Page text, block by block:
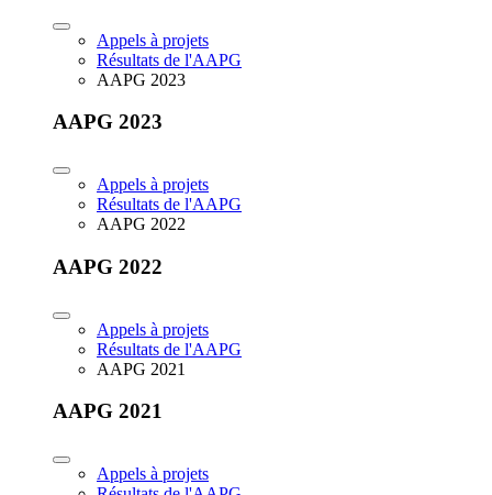
Appels à projets
Résultats de l'AAPG
AAPG 2023
AAPG 2023
Appels à projets
Résultats de l'AAPG
AAPG 2022
AAPG 2022
Appels à projets
Résultats de l'AAPG
AAPG 2021
AAPG 2021
Appels à projets